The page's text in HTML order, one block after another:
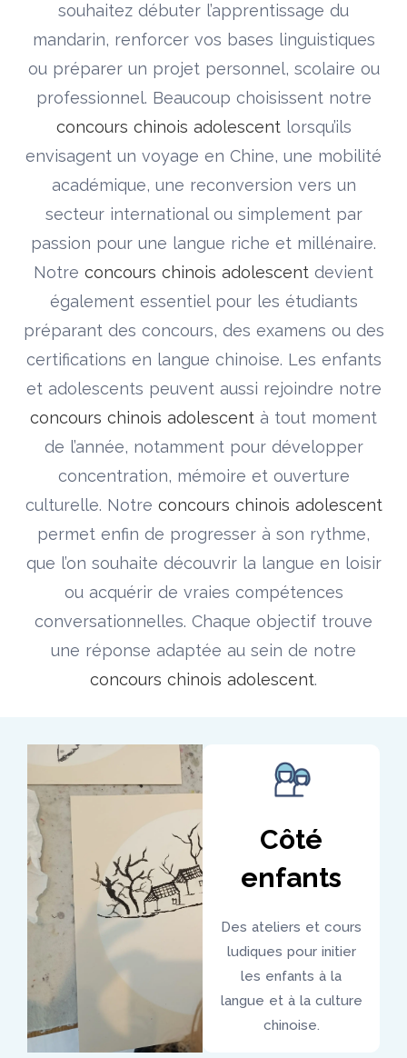
souhaitez débuter l’apprentissage du
mandarin, renforcer vos bases linguistiques
ou préparer un projet personnel, scolaire ou
professionnel. Beaucoup choisissent notre
concours chinois adolescentlorsqu’ils
envisagent un voyage en Chine, une mobilité
académique, une reconversion vers un
secteur international ou simplement par
passion pour une langue riche et millénaire.
Notre concours chinois adolescent devient
également essentiel pour les étudiants
préparant des concours, des examens ou des
certifications en langue chinoise. Les enfants
et adolescents peuvent aussi rejoindre notre
concours chinois adolescent à tout moment
de l’année, notamment pour développer
concentration, mémoire et ouverture
culturelle. Notre concours chinois adolescent
permet enfin de progresser à son rythme,
que l’on souhaite découvrir la langue en loisir
ou acquérir de vraies compétences
conversationnelles. Chaque objectif trouve
une réponse adaptée au sein de notre
concours chinois adolescent.
Côté
enfants
Des ateliers et cours
ludiques pour initier
les enfants à la
langue et à la culture
chinoise.